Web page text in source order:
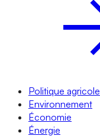
Politique agricole
Environnement
Économie
Énergie